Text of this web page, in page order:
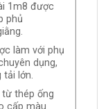
1m8 được
phủ
làm với phụ
dụng,
lớn.
thép ống
cấp màu